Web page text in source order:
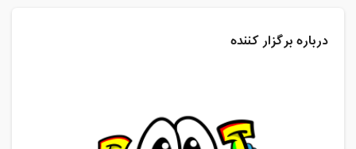
درباره برگزار کننده